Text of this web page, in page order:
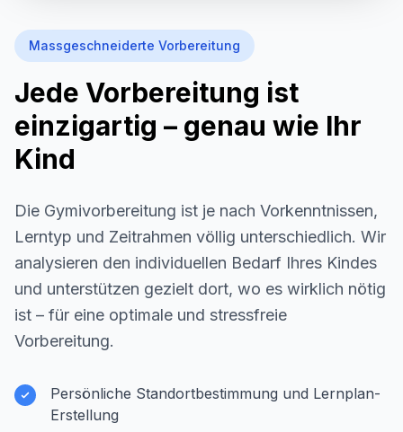
Massgeschneiderte Vorbereitung
Jede Vorbereitung ist
einzigartig – genau wie Ihr
Kind
Die Gymivorbereitung ist je nach Vorkenntnissen,
Lerntyp und Zeitrahmen völlig unterschiedlich. Wir
analysieren den individuellen Bedarf Ihres Kindes
und unterstützen gezielt dort, wo es wirklich nötig
ist – für eine optimale und stressfreie
Vorbereitung.
Persönliche Standortbestimmung und Lernplan-
Erstellung